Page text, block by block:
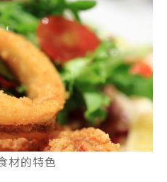
材的特色